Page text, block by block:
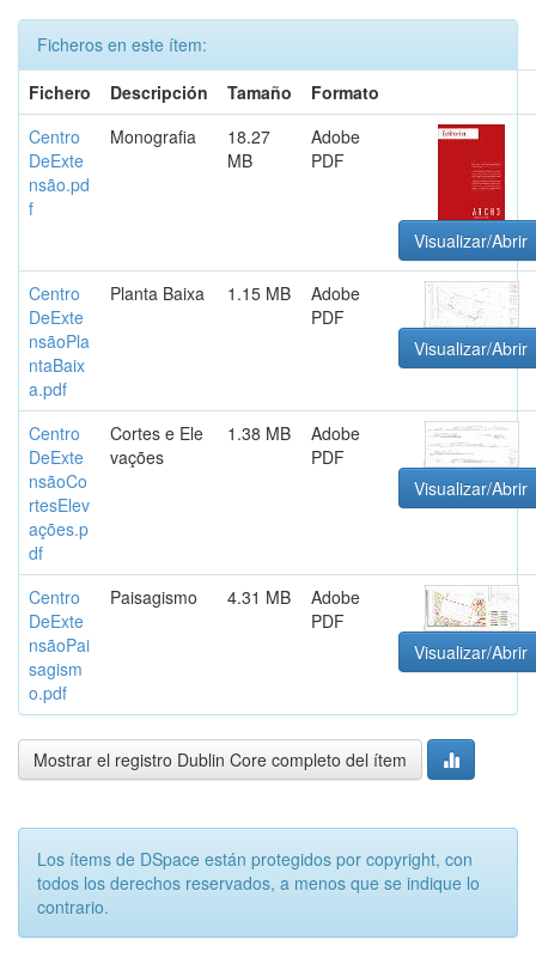
Ficheros en este ítem:
Fichero
Descripción Tamaño
Formato
Centro
DeExte
nsão.pd
f
Monografia
18.27
MB
Adobe
PDF
Visualizar/Abrir
Centro
DeExte
nsãoPla
ntaBaix
a.pdf
Planta Baixa 1.15 MB
Adobe
PDF
Visualizar/Abrir
Centro
DeExte
nsãoCo
rtesElev
ações.p
df
Cortes e Ele
vações
1.38 MB
Adobe
PDF
Visualizar/Abrir
Centro
DeExte
nsãoPai
sagism
o.pdf
Paisagismo 4.31 MB
Adobe
PDF
Visualizar/Abrir
Mostrar el registro Dublin Core completo del ítem
Los ítems de DSpace están protegidos por copyright, con
todos los derechos reservados, a menos que se indique lo
contrario.